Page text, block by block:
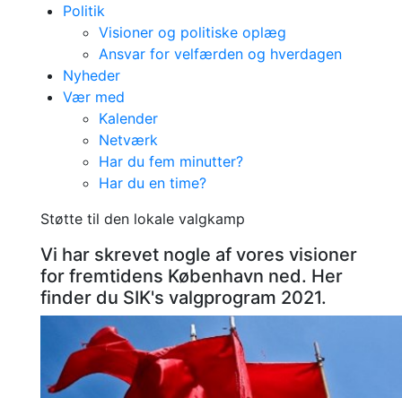
Politik
Visioner og politiske oplæg
Ansvar for velfærden og hverdagen
Nyheder
Vær med
Kalender
Netværk
Har du fem minutter?
Har du en time?
Støtte til den lokale valgkamp
Vi har skrevet nogle af vores visioner
for fremtidens København ned. Her
finder du SIK's valgprogram 2021.